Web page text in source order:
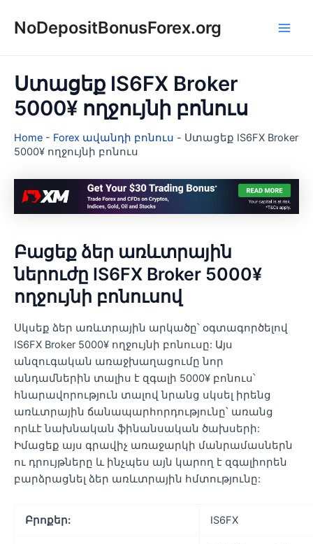
NoDepositBonusForex.org
Ստացեք IS6FX Broker
5000¥ ողջույնի բոնուս
Home - Forex ավանդի բոնուս - Ստացեք IS6FX Broker
5000¥ ողջույնի բոնուս
Բացեք ձեր առևտրային
ներուժը IS6FX Broker 5000¥
ողջույնի բոնուսով
Սկսեք ձեր առևտրային արկածը՝ օգտագործելով
IS6FX Broker 5000¥ ողջույնի բոնուսը: Այս
անզուգական առաջխաղացումը նոր
անդամներին տալիս է զգալի 5000¥ բոնուս՝
հնարավորություն տալով նրանց սկսել իրենց
առևտրային ճանապարհորդությունը՝ առանց
որևէ նախնական ֆինանսական ծախսերի:
Իմացեք այս գրավիչ առաջարկի մանրամասներն
ու դրույթները և ինչպես այն կարող է զգալիորեն
բարձրացնել ձեր առևտրային հմտությունը:
Բրոքեր: IS6FX